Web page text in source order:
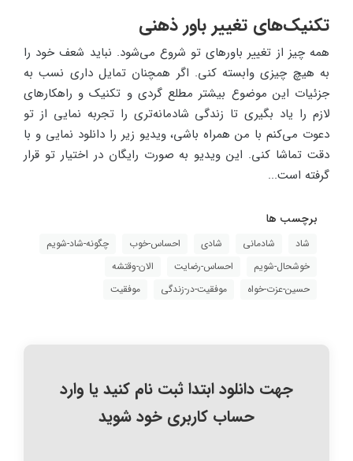
تکنیک‌های تغییر باور ذهنی
همه چیز از تغییر باورهای تو شروع می‌شود. نباید شعف خود را
به هیچ چیزی وابسته کنی. اگر همچنان تمایل داری نسب به
جزئیات این موضوع بیشتر مطلع گردی و تکنیک و راهکارهای
لازم را یاد بگیری تا زندگی شادمانه‌تری را تجربه نمایی از تو
دعوت می‌کنم با من همراه باشی، ویدیو زیر را دانلود نمایی و با
دقت تماشا کنی. این ویدیو به صورت رایگان در اختیار تو قرار
گرفته است...
برچسب ها
شاد شادمانی شادی احساس-خوب
چگونه-شاد-شویم
خوشحال-شویم
احساس-رضایت
الان-وقتشه
حسین-عزت-خواه
موفقیت-در-زندگی موفقیت
جهت دانلود ابتدا ثبت نام کنید یا وارد
حساب کاربری خود شوید